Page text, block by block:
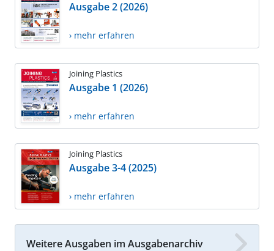
Ausgabe 2 (2026)
› mehr erfahren
Joining Plastics
Ausgabe 1 (2026)
› mehr erfahren
Joining Plastics
Ausgabe 3-4 (2025)
› mehr erfahren
Weitere Ausgaben im Ausgabenarchiv